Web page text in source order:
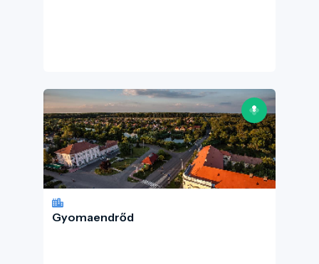
Gyomaendrőd